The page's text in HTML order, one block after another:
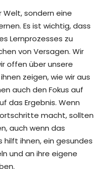
Welt, sondern eine
Es ist wichtig, dass
Lernprozesses zu
von Versagen. Wir
offen über unsere
zeigen, wie wir aus
auch den Fokus auf
das Ergebnis. Wenn
macht, sollten
auch wenn das
hilft ihnen, ein gesundes
und an ihre eigene